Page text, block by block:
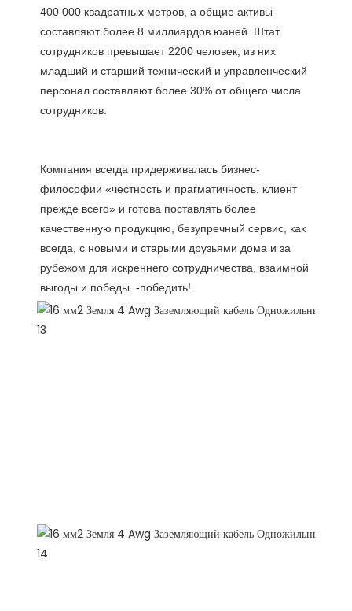
400 000 квадратных метров, а общие активы
составляют более 8 миллиардов юаней. Штат
сотрудников превышает 2200 человек, из них
младший и старший технический и управленческий
персонал составляют более 30% от общего числа
Компания всегда придерживалась бизнес-
философии «честность и прагматичность, клиент
прежде всего» и готова поставлять более
качественную продукцию, безупречный сервис, как
всегда, с новыми и старыми друзьями дома и за
рубежом для искреннего сотрудничества, взаимной